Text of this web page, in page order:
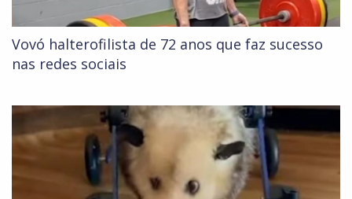
Vovó halterofilista de 72 anos que faz sucesso
nas redes sociais